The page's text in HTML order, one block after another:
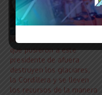
Martín Soria: “Los socios
que pusieron a este
presidente de afuera
destruyen los glaciares,
la Cordillera y se lleven
los recursos de la manera